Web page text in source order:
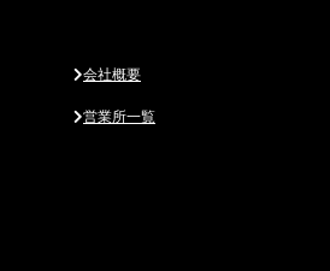
会社概要
営業所一覧